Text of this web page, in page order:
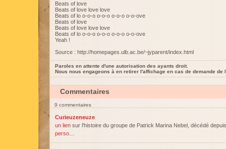
Beats of love
Beats of love love love
Beats of lo o-o-o o-o-o o-o-o o-o-ove
Beats of love
Beats of love love love
Beats of lo o-o-o o-o-o o-o-o o-o-ove
Yeah !
Source : http://homepages.ulb.ac.be/~jyparent/index.html
Paroles en attente d'une autorisation des ayants droit.
Nous nous engageons à en retirer l'affichage en cas de demande de
Commentaires
9 commentaires
Curieuzeneuze
un lien sur l'histoire du groupe de Patrick Marina Nebel, décédé
perso